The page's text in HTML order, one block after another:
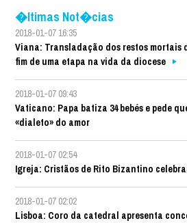
�ltimas Not�cias
2018-01-07 16:35
Viana: Transladação dos restos mortais
fim de uma etapa na vida da diocese
2018-01-07 09:43
Vaticano: Papa batiza 34 bebés e pede
«dialeto» do amor
2018-01-07 02:54
Igreja: Cristãos de Rito Bizantino
2018-01-07 02:02
Lisboa: Coro da catedral apresenta